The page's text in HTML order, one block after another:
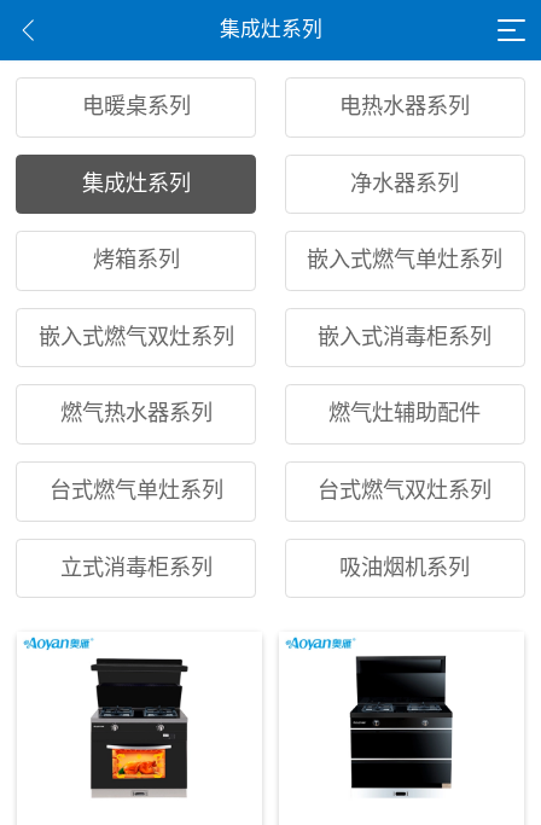
集成灶系列
电暖桌系列 电热水器系列
集成灶系列 净水器系列
烤箱系列 嵌入式燃气单灶系列
嵌入式燃气双灶系列 嵌入式消毒柜系列
燃气热水器系列 燃气灶辅助配件
台式燃气单灶系列 台式燃气双灶系列
立式消毒柜系列 吸油烟机系列